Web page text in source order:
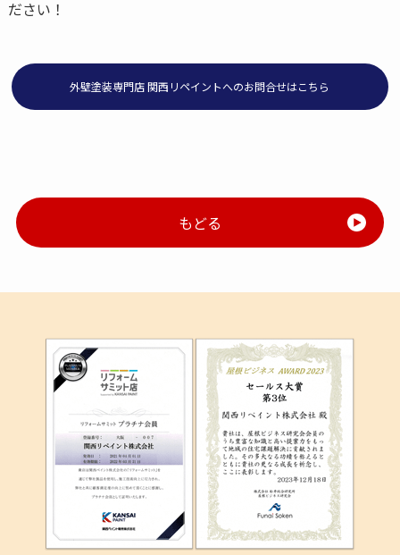
ださい！
外壁塗装専門店 関西リペイントへのお問合せはこちら
もどる